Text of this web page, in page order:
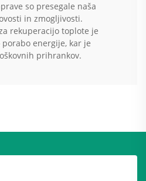
so presegale naša
in zmogljivosti.
rekuperacijo toplote je
energije, kar je
prihrankov.